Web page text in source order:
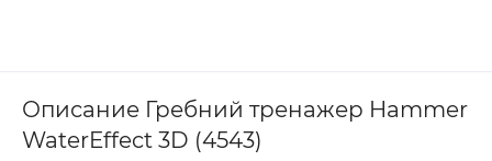
Описание Гребний тренажер Hammer
WaterEffect 3D (4543)